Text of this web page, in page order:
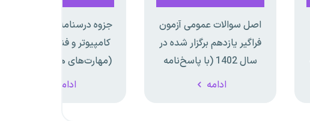
اصل سوالات عمومی آزمون
فراگیر یازدهم برگزار شده در
سال 1402 (با پاسخ‌نامه
تشریحی)
ادامه
جزوه درسنامه و تست درس
کامپیوتر و فناوری اطلاعات
ویژه آزمون های استخدامی
ادامه